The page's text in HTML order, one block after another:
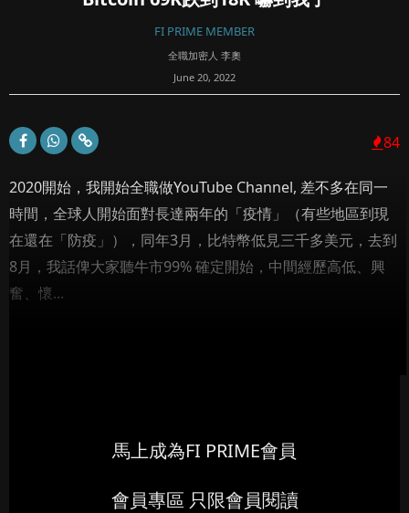
FI PRIME MEMBER
全職加密人 李奧
June 20, 2022
84
2020開始，我開始全職做YouTube Channel, 差不多在同一
時間，全球人開始面對長達兩年的「疫情」（有些地區到現
在還在「防疫」），同年3月，比特幣低見三千多美元，去到
8月，我話俾大家聽牛市99% 確定開始，中間經歷高低、興
奮、懷...
馬上成為FI PRIME會員
會員專區 只限會員閱讀